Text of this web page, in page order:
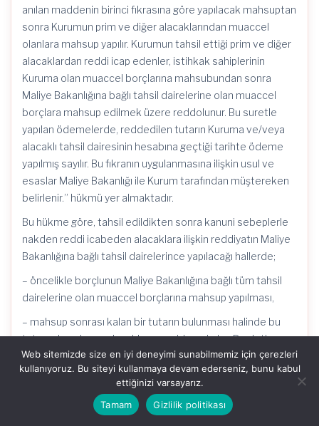
anılan maddenin birinci fıkrasına göre yapılacak mahsuptan
sonra Kurumun prim ve diğer alacaklarından muaccel
olanlara mahsup yapılır. Kurumun tahsil ettiği prim ve diğer
alacaklardan reddi icap edenler, istihkak sahiplerinin
Kuruma olan muaccel borçlarına mahsubundan sonra
Maliye Bakanlığına bağlı tahsil dairelerine olan muaccel
borçlara mahsup edilmek üzere reddolunur. Bu suretle
yapılan ödemelerde, reddedilen tutarın Kuruma ve/veya
alacaklı tahsil dairesinin hesabına geçtiği tarihte ödeme
yapılmış sayılır. Bu fıkranın uygulanmasına ilişkin usul ve
esaslar Maliye Bakanlığı ile Kurum tarafından müştereken
belirlenir.” hükmü yer almaktadır.
Bu hükme göre, tahsil edildikten sonra kanuni sebeplerle
nakden reddi icabeden alacaklara ilişkin reddiyatın Maliye
Bakanlığına bağlı tahsil dairelerince yapılacağı hallerde;
– öncelikle borçlunun Maliye Bakanlığına bağlı tüm tahsil
dairelerine olan muaccel borçlarına mahsup yapılması,
– mahsup sonrası kalan bir tutarın bulunması halinde bu
tutarın, borçlunun alacaklı amme idaresi olan Devletin
gümrük mevzuatından doğan amme alacaklarını takiple
görevli Gümrük ve Ticaret Bakanlığına bağlı tahsil
dairelerine bulunan muaccel borçlarına mahsup edilmesi,
– bu mahsup sonrasında da iadesi gereken bir tutarın
Web sitemizde size en iyi deneyimi sunabilmemiz için çerezleri
kullanıyoruz. Bu siteyi kullanmaya devam ederseniz, bunu kabul
ettiğinizi varsayarız.
Tamam
Gizlilik politikası